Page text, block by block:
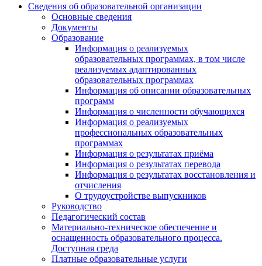
Сведения об образовательной организации
Основные сведения
Документы
Образование
Информация о реализуемых
образовательных программах, в том числе
реализуемых адаптированных
образовательных программах
Информация об описании образовательных
программ
Информация о численности обучающихся
Информация о реализуемых
профессиональных образовательных
программах
Информация о результатах приёма
Информация о результатах перевода
Информация о результатах восстановления и
отчисления
О трудоустройстве выпускников
Руководство
Педагогический состав
Материально-техническое обеспечение и
оснащенность образовательного процесса.
Доступная среда
Платные образовательные услуги